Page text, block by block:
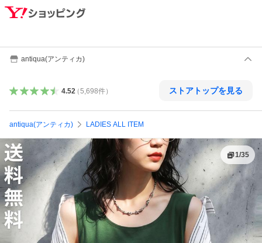
antiqua(アンティカ)
4.52（5,698件） ストアトップを見る
antiqua(アンティカ) LADIES ALL ITEM
1/35